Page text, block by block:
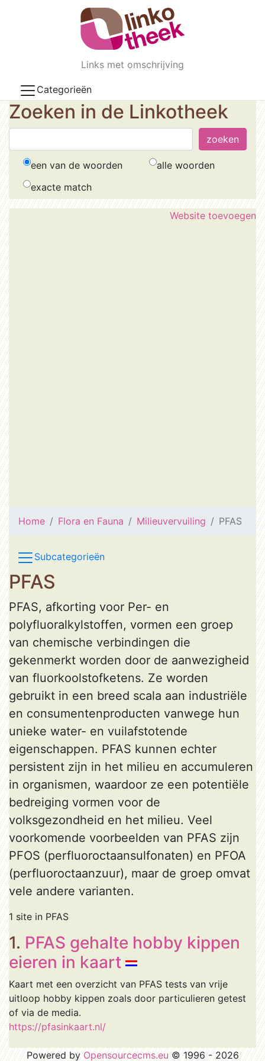
Skip to main content
Links met omschrijving
Categorieën
Zoeken in de Linkotheek
een van de woorden
alle woorden
exacte match
Website toevoegen
Home Flora en Fauna Milieuvervuiling PFAS
Subcategorieën
PFAS
PFAS, afkorting voor Per- en
polyfluoralkylstoffen, vormen een groep
van chemische verbindingen die
gekenmerkt worden door de aanwezigheid
van fluorkoolstofketens. Ze worden
gebruikt in een breed scala aan industriële
en consumentenproducten vanwege hun
unieke water- en vuilafstotende
eigenschappen. PFAS kunnen echter
persistent zijn in het milieu en accumuleren
in organismen, waardoor ze een potentiële
bedreiging vormen voor de
volksgezondheid en het milieu. Veel
voorkomende voorbeelden van PFAS zijn
PFOS (perfluoroctaansulfonaten) en PFOA
(perfluoroctaanzuur), maar de groep omvat
vele andere varianten.
1 site in PFAS
1. PFAS gehalte hobby kippen
eieren in kaart
Kaart met een overzicht van PFAS tests van vrije
uitloop hobby kippen zoals door particulieren getest
of via de media.
https://pfasinkaart.nl/
Powered byOpensourcecms.eu© 1996 - 2026